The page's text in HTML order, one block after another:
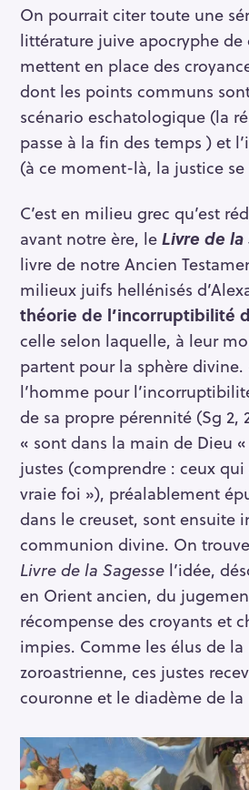
On pourrait citer toute une
littérature juive apocryphe de
mettent en place des
dont les points communs
scénario eschatologique (la
passe à la fin des temps ) et
(à ce moment-là, la justice se
C’est en milieu grec qu’est
avant notre ère, leLivre de la
livre de notre Ancien
milieux juifs hellénisés
théorie de l’incorruptibilité
celle selon laquelle, à leur
partent pour la sphère
l’homme pour
de sa propre pérennité (Sg 2,
« sont dans la main de Dieu «
justes (comprendre : ceux
vraie foi »), préalablement
dans le creuset, sont ensuite
communion divine. On
Livre de la Sagesse l’idée,
en Orient ancien, du
récompense des croyants et
impies. Comme les élus de
zoroastrienne, ces justes
couronne et le diadème de la
e
a
c
h
f
o
r
: